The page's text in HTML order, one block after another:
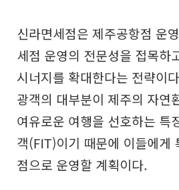
신라면세점은 제주공항점 운
세점 운영의 전문성을 접목하
시너지를 확대한다는 전략이
광객의 대부분이 제주의 자연
여유로운 여행을 선호하는 특
객(FIT)이기 때문에 이들에게
점으로 운영할 계획이다.